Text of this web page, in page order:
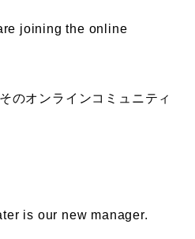
joining the online
のオンラインコミュニティ
is our new manager.